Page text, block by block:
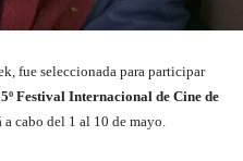
fue seleccionada para participar
Festival Internacional de Cine de
a cabo del 1 al 10 de mayo.